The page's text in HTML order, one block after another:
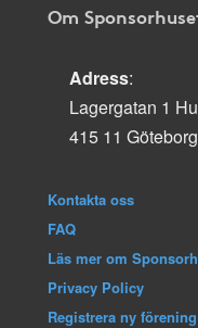
Om
Adress:
Lagergatan 1
415 11 Göteborg
Kontakta oss
FAQ
Läs mer om
Privacy Policy
Registrera ny förening